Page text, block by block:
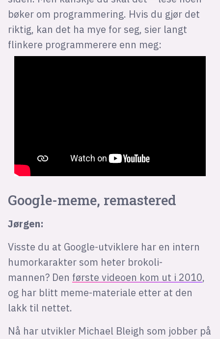
bøker om programmering. Hvis du gjør det
riktig, kan det ha mye for seg, sier langt
flinkere programmerere enn meg:
Google-meme, remastered
Jørgen:
Visste du at Google-utviklere har en intern
humorkarakter som heter brokoli-
mannen? Den første videoen kom ut i 2010,
og har blitt meme-materiale etter at den
lakk til nettet.
Nå har utvikler Michael Bleigh som jobber på